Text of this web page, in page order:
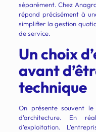
séparément. Chez
répond précisément à
simplifier la gestion
de service.
Un choix
avant
technique
On présente souvent
d’architecture. En
d’exploitation.